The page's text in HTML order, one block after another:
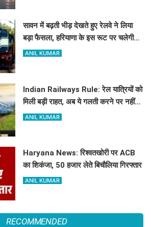
सावन में बढ़ती भीड़ देखते हुए रेलवे ने लिया
बड़ा फैसला, हरियाणा के इस रूट पर चलेगी
स्पेशल ट्रेन, देखें टाइमिंग
ANIL KUMAR
Indian Railways Rule: रेल यात्रियों को
मिली बड़ी राहत, अब ये गलती करने पर नहीं
होगी कोई सजा
ANIL KUMAR
Haryana News: रिश्वतखोरी पर ACB
का शिकंजा, 50 हजार लेते बिचौलिया गिरफ्तार
ANIL KUMAR
RECOMMENDED